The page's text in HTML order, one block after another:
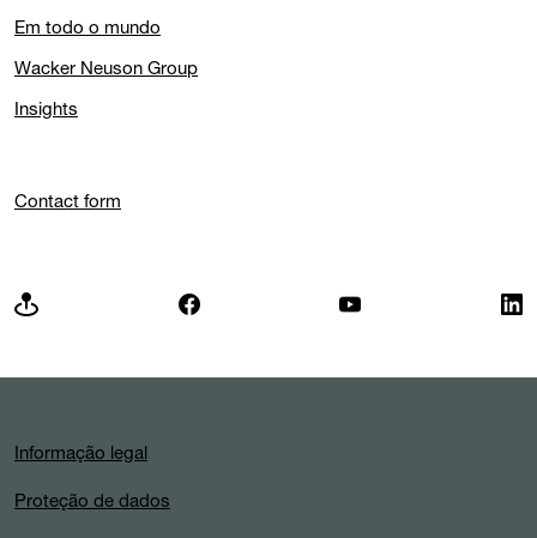
Em todo o mundo
Wacker Neuson Group
Insights
Contact form
Informação legal
Proteção de dados